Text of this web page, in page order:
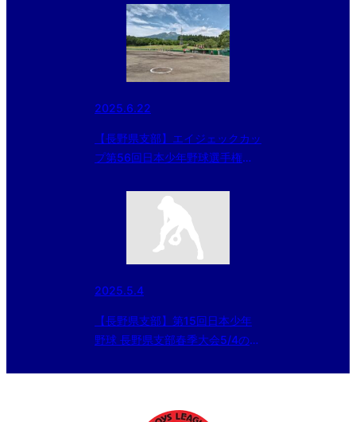
2025.6.22
【長野県支部】エイジェックカッ
プ第56回日本少年野球選手権大
選(2025/6/22結果)
2025.5.4
【長野県支部】第15回日本少年
野球 長野県支部春季大会5/4の結